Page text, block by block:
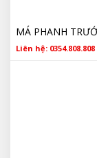
Liên hệ: 0354.808.808